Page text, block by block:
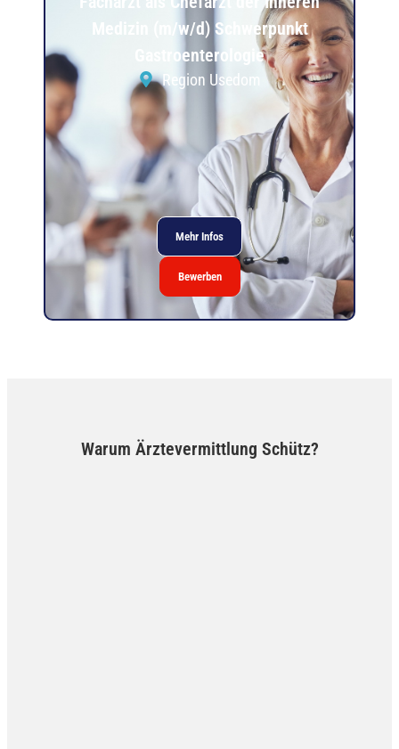
Medizin (m/w/d) Schwerpunkt
Gastroenterologie
Region Usedom
Mehr Infos
Bewerben
Warum Ärztevermittlung Schütz?